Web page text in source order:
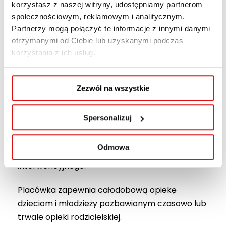
korzystasz z naszej witryny, udostępniamy partnerom
społecznościowym, reklamowym i analitycznym.
Partnerzy mogą połączyć te informacje z innymi danymi
otrzymanymi od Ciebie lub uzyskanymi podczas
korzystania z ich usług.
Zezwól na wszystkie
Spersonalizuj
Odmowa
Wychowawczej
„Pogodny Dom” w
Lublinie
Kolejnym miejscem wizyty studyjnej było
Centrum Administracyjne „Pogodny Dom”
wraz z funkcjonującymi w jego strukturze
Placówkami Opiekuńczo-Wychowawczymi
Rodzinka I–VI, które realizują zadania
placówek typu socjalizacyjnego i
interwencyjnego.
Placówka zapewnia całodobową opiekę
dzieciom i młodzieży pozbawionym czasowo lub
trwale opieki rodzicielskiej.